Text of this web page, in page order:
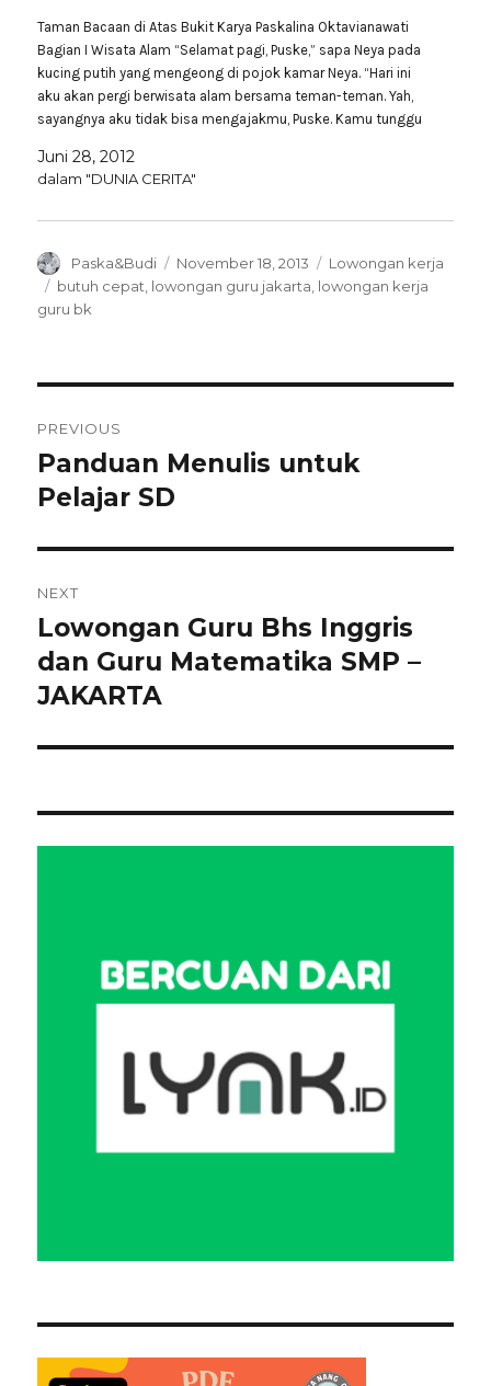
Taman Bacaan di Atas Bukit Karya Paskalina Oktavianawati
Bagian I Wisata Alam “Selamat pagi, Puske,” sapa Neya pada
kucing putih yang mengeong di pojok kamar Neya. “Hari ini
aku akan pergi berwisata alam bersama teman-teman. Yah,
sayangnya aku tidak bisa mengajakmu, Puske. Kamu tunggu
Juni 28, 2012
dalam "DUNIA CERITA"
Author
Paska&Budi
Posted
on
November 18, 2013 Categories
Lowongan kerja
Tags
butuh cepat lowongan guru jakarta lowongan kerja
guru bk
pos
PREVIOUS
Previous
post:
Panduan Menulis untuk
Pelajar SD
NEXT
Next
post:
Lowongan Guru Bhs Inggris
dan Guru Matematika SMP –
JAKARTA